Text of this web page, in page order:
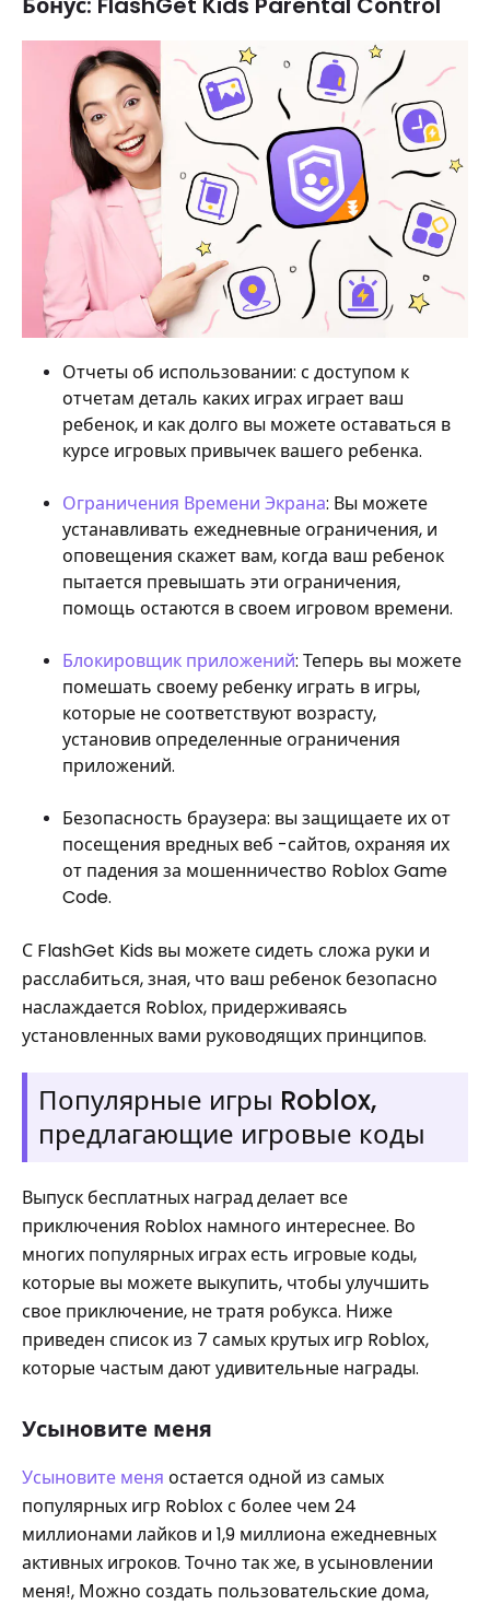
Отчеты об использовании: с доступом к
отчетам деталь каких играх играет ваш
ребенок, и как долго вы можете оставаться в
курсе игровых привычек вашего ребенка.
Ограничения Времени Экрана: Вы можете
устанавливать ежедневные ограничения, и
оповещения скажет вам, когда ваш ребенок
пытается превышать эти ограничения,
помощь остаются в своем игровом времени.
Блокировщик приложений: Теперь вы можете
помешать своему ребенку играть в игры,
которые не соответствуют возрасту,
установив определенные ограничения
приложений.
Безопасность браузера: вы защищаете их от
посещения вредных веб -сайтов, охраняя их
от падения за мошенничество Roblox Game
Code.
С FlashGet Kids вы можете сидеть сложа руки и
расслабиться, зная, что ваш ребенок безопасно
наслаждается Roblox, придерживаясь
установленных вами руководящих принципов.
Популярные игры Roblox,
предлагающие игровые коды
Выпуск бесплатных наград делает все
приключения Roblox намного интереснее. Во
многих популярных играх есть игровые коды,
которые вы можете выкупить, чтобы улучшить
свое приключение, не тратя робукса. Ниже
приведен список из 7 самых крутых игр Roblox,
которые частым дают удивительные награды.
Усыновите меня
Усыновите меня остается одной из самых
популярных игр Roblox с более чем 24
миллионами лайков и 1,9 миллиона ежедневных
активных игроков. Точно так же, в усыновлении
меня!, Можно создать пользовательские дома,